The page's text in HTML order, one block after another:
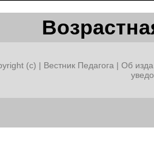
период.
как
[10].
(c) | Вестник Педагога | Об